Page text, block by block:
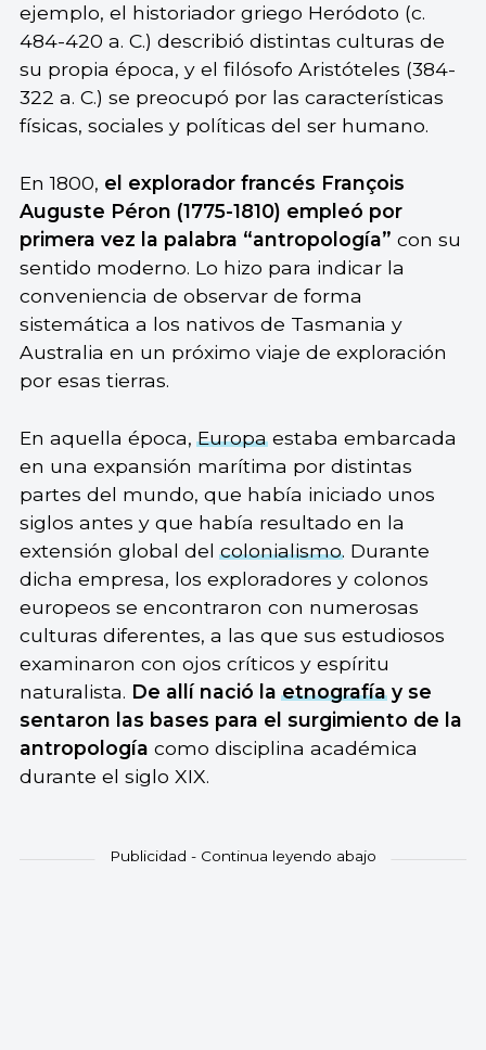
ejemplo, el historiador griego Heródoto (c.
484-420 a. C.) describió distintas culturas de
su propia época, y el filósofo Aristóteles (384-
322 a. C.) se preocupó por las características
físicas, sociales y políticas del ser humano.
En 1800, el explorador francés François
Auguste Péron (1775-1810) empleó por
primera vez la palabra “antropología” con su
sentido moderno. Lo hizo para indicar la
conveniencia de observar de forma
sistemática a los nativos de Tasmania y
Australia en un próximo viaje de exploración
por esas tierras.
En aquella época,Europaestaba embarcada
en una expansión marítima por distintas
partes del mundo, que había iniciado unos
siglos antes y que había resultado en la
extensión global delcolonialismo. Durante
dicha empresa, los exploradores y colonos
europeos se encontraron con numerosas
culturas diferentes, a las que sus estudiosos
examinaron con ojos críticos y espíritu
naturalista. De allí nació laetnografíay se
sentaron las bases para el surgimiento de la
antropología como disciplina académica
durante el siglo XIX.